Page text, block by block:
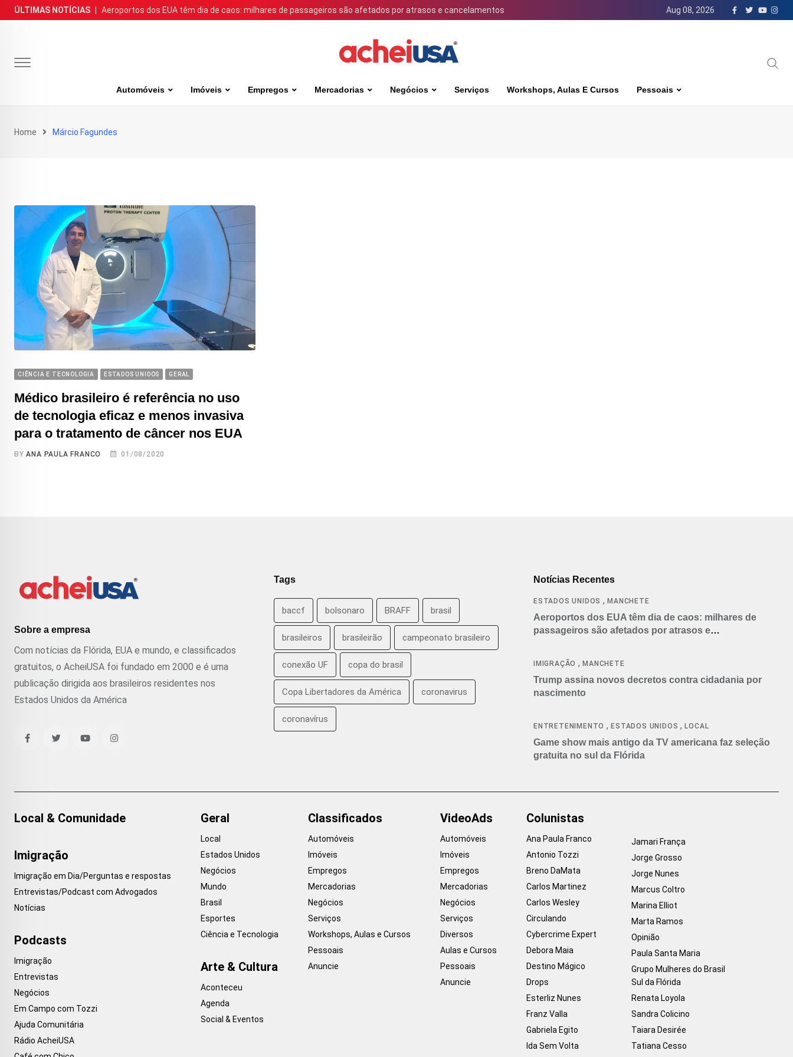
Skip
to
ÚLTIMAS NOTÍCIAS Aeroportos dos EUA têm dia de caos: milhares de passageiros são afetados por atrasos e cancelamentos Aug 08, 2026
Automóveis Imóveis Empregos Mercadorias Negócios Serviços Workshops, Aulas E Cursos Pessoais
Home Márcio Fagundes
CIÊNCIA E TECNOLOGIA ESTADOS UNIDOS GERAL
Médico brasileiro é referência no uso
de tecnologia eficaz e menos invasiva
para o tratamento de câncer nos EUA
BYANA PAULA FRANCO 01/08/2020
Sobre a empresa
Com notícias da Flórida, EUA e mundo, e classificados
gratuitos, o AcheiUSA foi fundado em 2000 e é uma
publicação dirigida aos brasileiros residentes nos
Estados Unidos da América
Tags
baccf bolsonaro BRAFF brasil
brasileiros brasileirão campeonato brasileiro
conexão UF copa do brasil
Copa Libertadores da América coronavirus
coronavírus
Notícias Recentes
ESTADOS UNIDOS ,MANCHETE
Aeroportos dos EUA têm dia de caos: milhares de
passageiros são afetados por atrasos e
IMIGRAÇÃO ,MANCHETE
Trump assina novos decretos contra cidadania por
nascimento
ENTRETENIMENTO ,ESTADOS UNIDOS ,LOCAL
Game show mais antigo da TV americana faz seleção
gratuita no sul da Flórida
Local & Comunidade
Imigração
Imigração em Dia/Perguntas e respostas
Entrevistas/Podcast com Advogados
Notícias
Podcasts
Imigração
Entrevistas
Negócios
Em Campo com Tozzi
Ajuda Comunitária
Rádio AcheiUSA
Geral
Local
Estados Unidos
Negócios
Mundo
Brasil
Esportes
Ciência e Tecnologia
Arte & Cultura
Aconteceu
Agenda
Social & Eventos
Classificados
Automóveis
Imóveis
Empregos
Mercadorias
Negócios
Serviços
Workshops, Aulas e Cursos
Pessoais
Anuncie
VideoAds
Automóveis
Imóveis
Empregos
Mercadorias
Negócios
Serviços
Diversos
Aulas e Cursos
Pessoais
Anuncie
Colunistas
Ana Paula Franco
Antonio Tozzi
Breno DaMata
Carlos Martinez
Carlos Wesley
Circulando
Cybercrime Expert
Debora Maia
Destino Mágico
Drops
Esterliz Nunes
Franz Valla
Gabriela Egito
Ida Sem Volta
Jamari França
Jorge Grosso
Jorge Nunes
Marcus Coltro
Marina Elliot
Marta Ramos
Opinião
Paula Santa Maria
Grupo Mulheres do Brasil
Sul da Flórida
Renata Loyola
Sandra Colicino
Taiara Desirée
Tatiana Cesso